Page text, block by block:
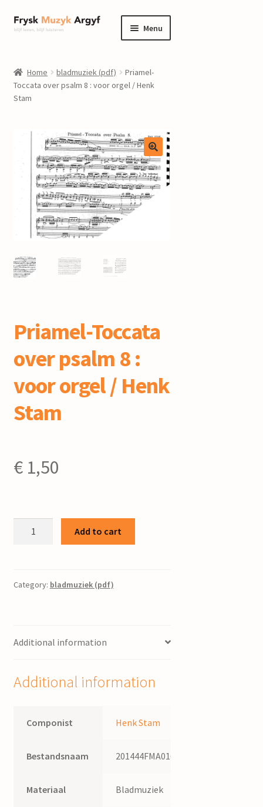
Ga
door
navigatie
Ga
naar
inhoud
Menu
informatie
Submenu
uitvouwen
Componisten
nieuws
events
mijn account
Home bladmuziek (pdf)
Priamel-
Toccata over psalm 8 : voor orgel / Henk
Stam
Priamel-Toccata
over psalm 8 :
voor orgel / Henk
Stam
€1,50
8
/
quantity
Add to cart
Category: bladmuziek (pdf)
Additional information
Additional information
Componist Henk Stam
Bestandsnaam 201444FMA016
Materiaal Bladmuziek